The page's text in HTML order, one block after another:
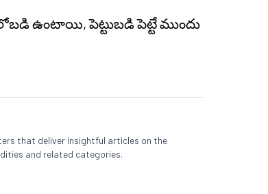
ఉంటాయి, పెట్టుబడి పెట్టే ముందు
that deliver insightful articles on the
and related categories.